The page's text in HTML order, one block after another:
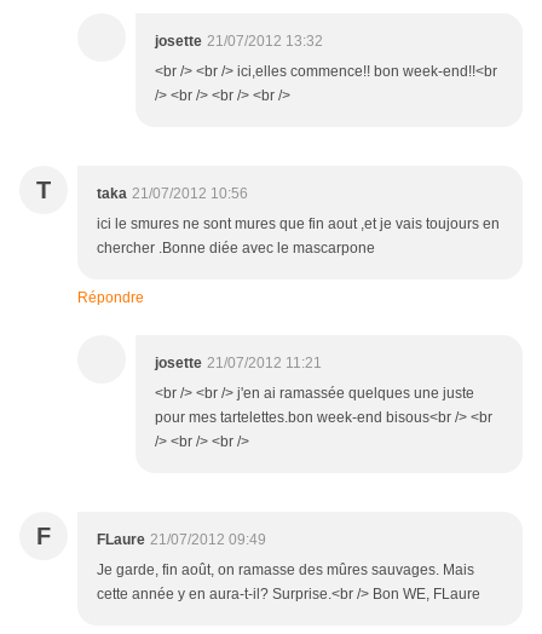
josette 21/07/2012 13:32
<br /> <br /> ici,elles commence!! bon week-end!!<br
/> <br /> <br /> <br />
T taka 21/07/2012 10:56
ici le smures ne sont mures que fin aout ,et je vais toujours en
chercher .Bonne diée avec le mascarpone
Répondre
josette 21/07/2012 11:21
<br /> <br /> j'en ai ramassée quelques une juste
pour mes tartelettes.bon week-end bisous<br /> <br
/> <br /> <br />
F FLaure 21/07/2012 09:49
Je garde, fin août, on ramasse des mûres sauvages. Mais
cette année y en aura-t-il? Surprise.<br /> Bon WE, FLaure